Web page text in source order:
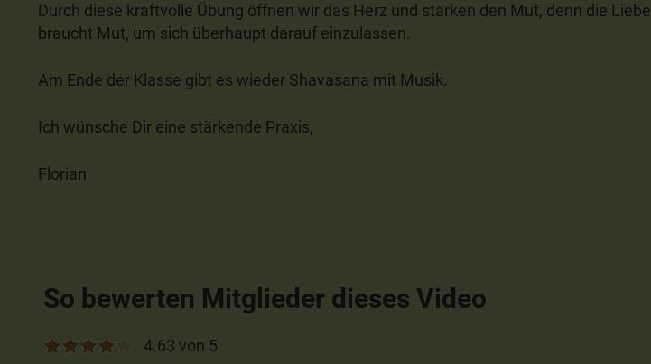
Durch diese kraftvolle Übung öffnen wir das Herz und stärken den Mut, denn die Liebe
braucht Mut, um sich überhaupt darauf einzulassen.
Am Ende der Klasse gibt es wieder Shavasana mit Musik.
Ich wünsche Dir eine stärkende Praxis,
Florian
So bewerten Mitglieder dieses Video
4.63 von 5